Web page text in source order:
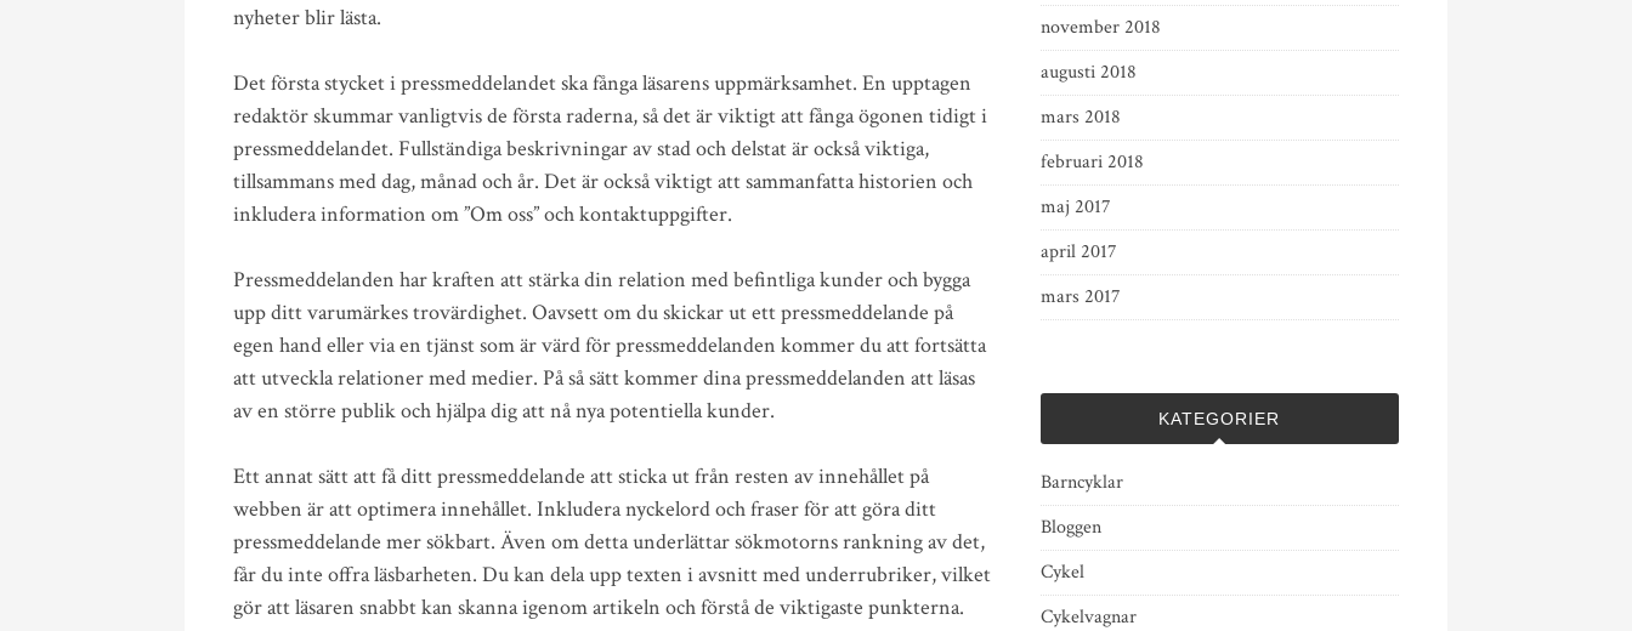
nyheter blir lästa.
Det första stycket i pressmeddelandet ska fånga läsarens uppmärksamhet. En upptagen
redaktör skummar vanligtvis de första raderna, så det är viktigt att fånga ögonen tidigt i
pressmeddelandet. Fullständiga beskrivningar av stad och delstat är också viktiga,
tillsammans med dag, månad och år. Det är också viktigt att sammanfatta historien och
inkludera information om ”Om oss” och kontaktuppgifter.
Pressmeddelanden har kraften att stärka din relation med befintliga kunder och bygga
upp ditt varumärkes trovärdighet. Oavsett om du skickar ut ett pressmeddelande på
egen hand eller via en tjänst som är värd för pressmeddelanden kommer du att fortsätta
att utveckla relationer med medier. På så sätt kommer dina pressmeddelanden att läsas
av en större publik och hjälpa dig att nå nya potentiella kunder.
Ett annat sätt att få ditt pressmeddelande att sticka ut från resten av innehållet på
webben är att optimera innehållet. Inkludera nyckelord och fraser för att göra ditt
pressmeddelande mer sökbart. Även om detta underlättar sökmotorns rankning av det,
får du inte offra läsbarheten. Du kan dela upp texten i avsnitt med underrubriker, vilket
gör att läsaren snabbt kan skanna igenom artikeln och förstå de viktigaste punkterna.
november 2018
augusti 2018
mars 2018
februari 2018
maj 2017
april 2017
mars 2017
KATEGORIER
Barncyklar
Bloggen
Cykel
Cykelvagnar